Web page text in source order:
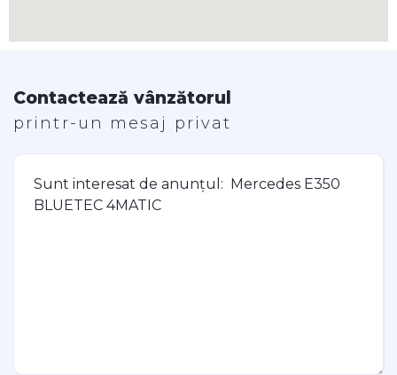
Contactează vânzătorul
printr-un mesaj privat